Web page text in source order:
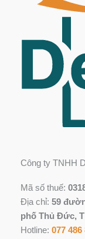
Công ty TNHH
Mã số thuế:
Địa chỉ: 59
phố Thủ Đức,
Hotline: 077 486